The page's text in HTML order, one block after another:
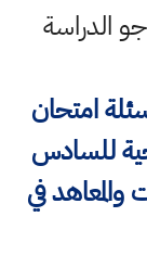
الدراسة
امتحان
للسادس
والمعاهد في